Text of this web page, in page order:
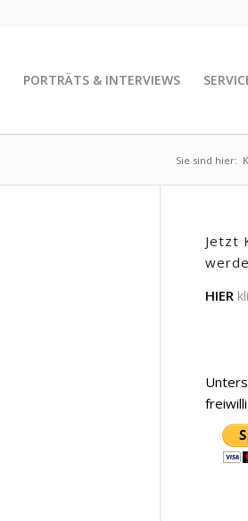
PORTRÄTS & INTERVIEWS
Sie sind hier:
Jetzt
HIER